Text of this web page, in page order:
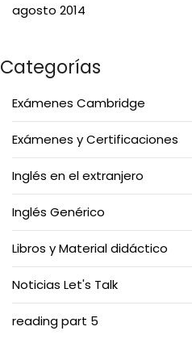
agosto 2014
Categorías
Exámenes Cambridge
Exámenes y Certificaciones
Inglés en el extranjero
Inglés Genérico
Libros y Material didáctico
Noticias Let's Talk
reading part 5